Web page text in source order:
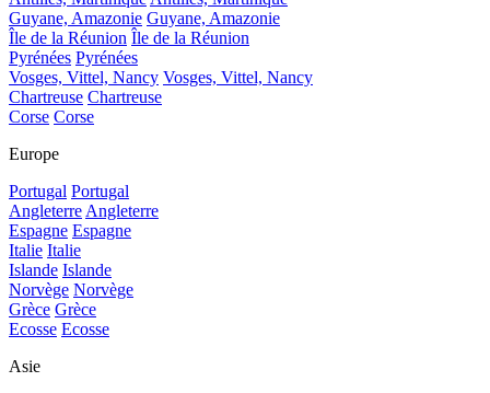
Guyane, Amazonie Guyane, Amazonie
Île de la Réunion Île de la Réunion
Pyrénées Pyrénées
Vosges, Vittel, Nancy Vosges, Vittel, Nancy
Chartreuse Chartreuse
Corse Corse
Europe
Portugal Portugal
AngleterreAngleterre
Espagne Espagne
Italie Italie
Islande Islande
Norvège Norvège
Grèce Grèce
Ecosse Ecosse
Asie